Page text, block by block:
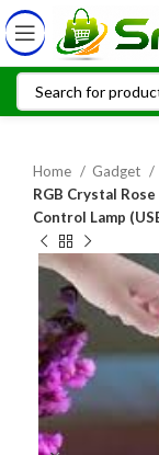
Home
Gadget
RGB Crystal
Control Lamp